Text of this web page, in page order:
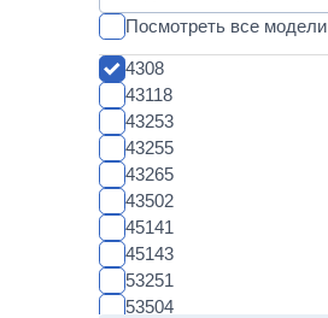
Посмотреть все модели
4308
43118
43253
43255
43265
43502
45141
45143
53251
53504